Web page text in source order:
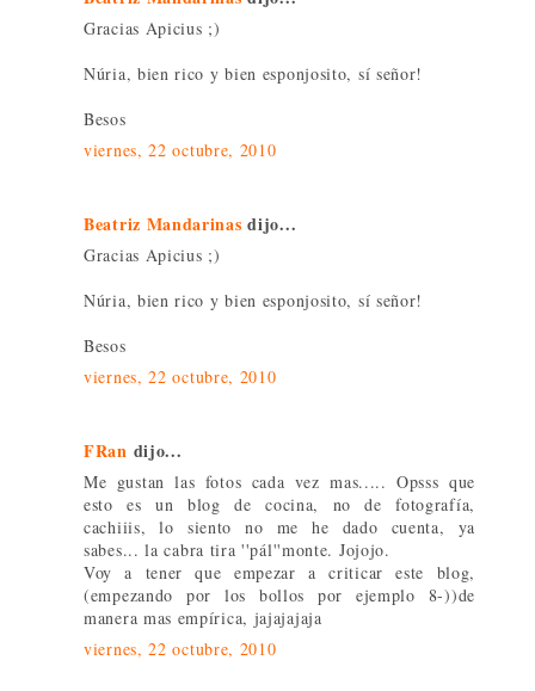
Gracias Apicius ;)
Núria, bien rico y bien esponjosito, sí señor!
Besos
viernes, 22 octubre, 2010
Beatriz Mandarinas dijo...
Gracias Apicius ;)
Núria, bien rico y bien esponjosito, sí señor!
Besos
viernes, 22 octubre, 2010
FRan dijo...
Me gustan las fotos cada vez mas..... Opsss que
esto es un blog de cocina, no de fotografía,
cachiiis, lo siento no me he dado cuenta, ya
sabes... la cabra tira ''pál''monte. Jojojo.
Voy a tener que empezar a criticar este blog,
(empezando por los bollos por ejemplo 8-))de
manera mas empírica, jajajajaja
viernes, 22 octubre, 2010